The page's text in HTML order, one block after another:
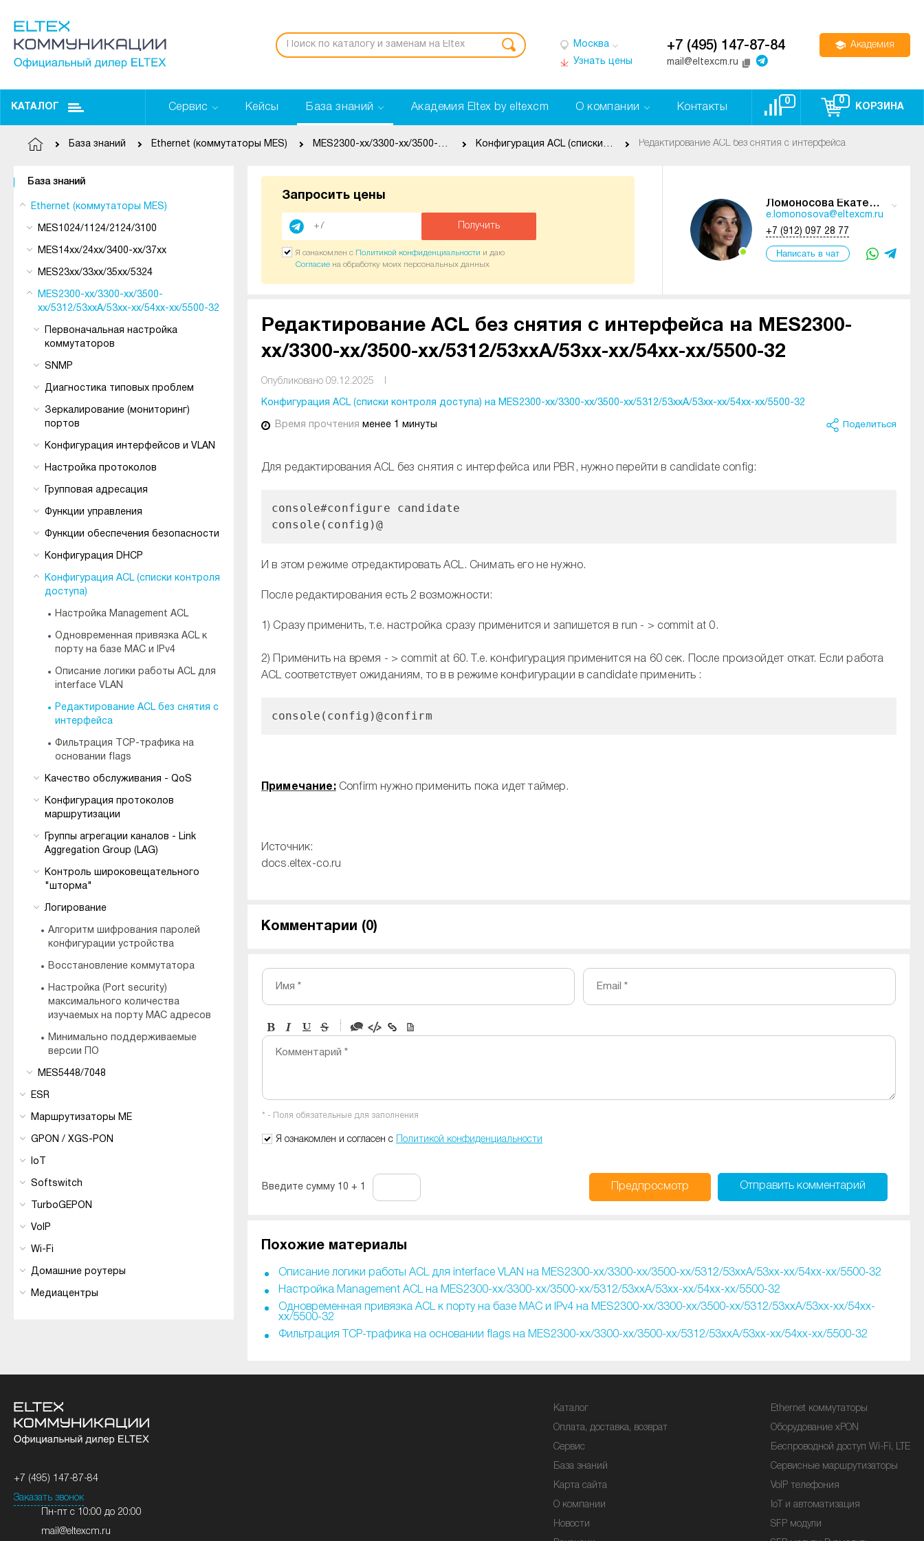
Москва
Узнать цены
+7 (495) 147-87-84
mail@eltexcm.ru
Академия
КАТАЛОГ Сервис Кейсы База знаний Академия Eltex by eltexcm О компании Контакты
0 0
КОРЗИНА
База знаний Ethernet (коммутаторы MES) MES2300-xx/3300-xx/3500-xx/5312/53xxA/53xx-xx/54xx-xx/5500-32 Конфигурация ACL (списки контроля доступа) Редактирование ACL без снятия с интерфейса
База знаний
Ethernet (коммутаторы MES)
MES1024/1124/2124/3100
MES14xx/24xx/3400-xx/37xx
MES23xx/33xx/35xx/5324
MES2300-xx/3300-xx/3500-
xx/5312/53xxA/53xx-xx/54xx-xx/5500-32
Первоначальная настройка
коммутаторов
SNMP
Диагностика типовых проблем
Зеркалирование (мониторинг)
портов
Конфигурация интерфейсов и VLAN
Настройка протоколов
Групповая адресация
Функции управления
Функции обеспечения безопасности
Конфигурация DHCP
Конфигурация ACL (списки контроля
доступа)
Настройка Management ACL
Одновременная привязка ACL к
порту на базе MAC и IPv4
Описание логики работы ACL для
interface VLAN
Редактирование ACL без снятия с
интерфейса
Фильтрация TCP-трафика на
основании flags
Качество обслуживания - QoS
Конфигурация протоколов
маршрутизации
Группы агрегации каналов - Link
Aggregation Group (LAG)
Контроль широковещательного
"шторма"
Логирование
Алгоритм шифрования паролей
конфигурации устройства
Восстановление коммутатора
Настройка (Port security)
максимального количества
изучаемых на порту MAC адресов
Минимально поддерживаемые
версии ПО
MES5448/7048
ESR
Маршрутизаторы ME
GPON / XGS-PON
IoT
Softswitch
TurboGEPON
VoIP
Wi-Fi
Домашние роутеры
Медиацентры
Запросить цены
Получить
Я ознакомлен с Политикой конфиденциальности и даю
Согласие на обработку моих персональных данных
Ломоносова Екатерина
e.lomonosova@eltexcm.ru
+7 (912) 097 28 77
Написать в чат
Редактирование ACL без снятия с интерфейса на MES2300-
xx/3300-xx/3500-xx/5312/53xxA/53xx-xx/54xx-xx/5500-32
Опубликовано 09.12.2025
Конфигурация ACL (списки контроля доступа) на MES2300-xx/3300-xx/3500-xx/5312/53xxA/53xx-xx/54xx-xx/5500-32
Время прочтения менее 1 минуты Поделиться
Для редактирования ACL без снятия с интерфейса или PBR, нужно перейти в candidate config:
console#configure candidate
console(config)@
И в этом режиме отредактировать ACL. Снимать его не нужно.
После редактирования есть 2 возможности:
1) Сразу применить, т.е. настройка сразу применится и запишется в run - > commit at 0.
2) Применить на время - > commit at 60. Т.е. конфигурация применится на 60 сек. После произойдет откат. Если работа
ACL соответствует ожиданиям, то в в режиме конфигурации в candidate применить :
console(config)@confirm
Примечание:Confirm нужно применить пока идет таймер.
Источник:
docs.eltex-co.ru
Комментарии (0)
Имя * Email *
-
-
-
-
-
Комментарий *
* - Поля обязательные для заполнения
Я ознакомлен и согласен с Политикой конфиденциальности
Введите сумму 10 + 1 Предпросмотр Отправить комментарий
Похожие материалы
Описание логики работы ACL для interface VLAN на MES2300-xx/3300-xx/3500-xx/5312/53xxA/53xx-xx/54xx-xx/5500-32
Настройка Management ACL на MES2300-xx/3300-xx/3500-xx/5312/53xxA/53xx-xx/54xx-xx/5500-32
Одновременная привязка ACL к порту на базе MAC и IPv4 на MES2300-xx/3300-xx/3500-xx/5312/53xxA/53xx-xx/54xx-
xx/5500-32
Фильтрация TCP-трафика на основании flags на MES2300-xx/3300-xx/3500-xx/5312/53xxA/53xx-xx/54xx-xx/5500-32
+7 (495) 147-87-84
Заказать звонок
Пн-пт с 10:00 до 20:00
mail@eltexcm.ru
Каталог
Оплата, доставка, возврат
Сервис
База знаний
Карта сайта
О компании
Новости
Ethernet коммутаторы
Оборудование xPON
Беспроводной доступ Wi-Fi, LTE
Сервисные маршрутизаторы
VoIP телефония
IoT и автоматизация
SFP модули